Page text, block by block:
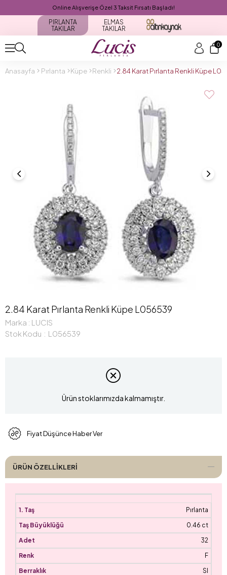
Online Alışverişe Özel 3 Taksit Fırsatı Başladı!
PIRLANTA
TAKILAR
ELMAS
TAKILAR
0
Anasayfa Pırlanta Küpe Renkli 2.84 Karat Pırlanta Renkli Küpe
2.84 Karat Pırlanta Renkli Küpe L056539
Marka : LUCIS
Stok Kodu
L056539
Ürün stoklarımızda kalmamıştır.
Fiyat Düşünce Haber Ver
ÜRÜN ÖZELLIKLERI
Pırlanta
0.46 ct
32
F
SI